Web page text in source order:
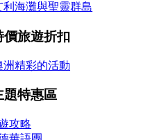
利海灘與聖靈群島
價旅遊折扣
洲精彩的活動
題特惠區
攻略